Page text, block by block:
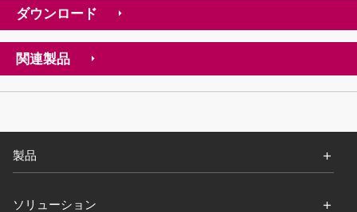
ダウンロード
関連製品
製品
ソリューション